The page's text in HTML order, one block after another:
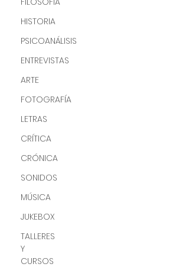
HISTORIA
PSICOANÁLISIS
ENTREVISTAS
ARTE
FOTOGRAFÍA
LETRAS
CRÍTICA
CRÓNICA
SONIDOS
MÚSICA
JUKEBOX
TALLERES
Y
CURSOS